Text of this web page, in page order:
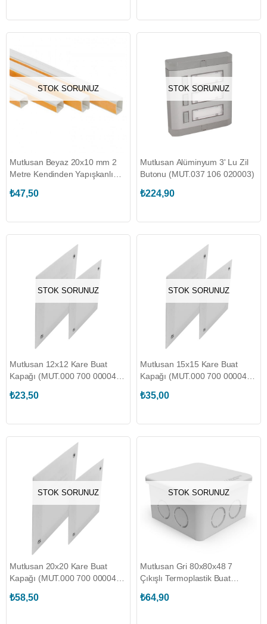
STOK SORUNUZ
Mutlusan Beyaz 20x10 mm 2
Metre Kendinden Yapışkanlı
020010 20 00)
₺47,50
STOK SORUNUZ
Mutlusan Alüminyum 3' Lu Zil
Butonu (MUT.037 106 020003)
₺224,90
STOK SORUNUZ
Mutlusan 12x12 Kare Buat
Kapağı (MUT.000 700 000045
₺23,50
STOK SORUNUZ
Mutlusan 15x15 Kare Buat
Kapağı (MUT.000 700 000047
₺35,00
STOK SORUNUZ
Mutlusan 20x20 Kare Buat
Kapağı (MUT.000 700 000049
₺58,50
STOK SORUNUZ
Mutlusan Gri 80x80x48 7
Çıkışlı Termoplastik Buat
₺64,90